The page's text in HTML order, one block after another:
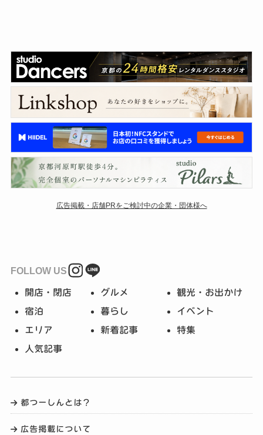
広告掲載・店舗PRをご検討中の企業・団体様へ
FOLLOW US
開店・閉店 グルメ 観光・お出かけ
宿泊 暮らし イベント
エリア 新着記事 特集
人気記事
都つーしんとは？
広告掲載について